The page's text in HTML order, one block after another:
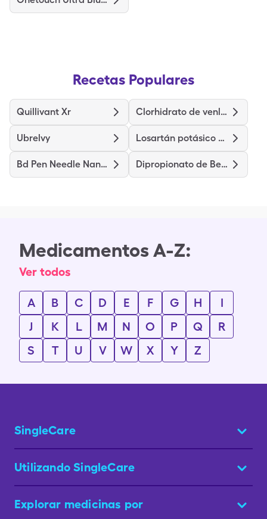
Recetas Populares
Quillivant Xr Clorhidrato de venlafaxina
Ubrelvy Losartán potásico hidroclorotiazida
Bd Pen Needle Nano 2nd Gen Dipropionato de Betametasona
Medicamentos A-Z:
Ver todos
A B C D E F G H
I
J
K L M N O P Q
R
S
T U V W X Y Z
SingleCare
Utilizando SingleCare
Explorar medicinas por